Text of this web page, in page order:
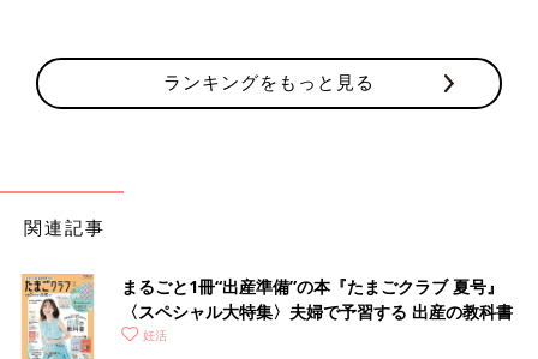
ランキングをもっと見る
関連記事
まるごと1冊“出産準備”の本『たまごクラブ 夏号』
〈スペシャル大特集〉夫婦で予習する 出産の教科書
妊活